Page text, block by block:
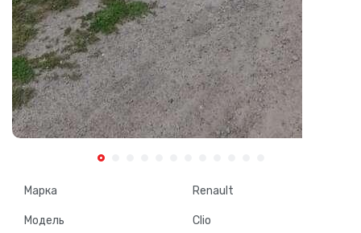
Марка Renault
Модель Clio